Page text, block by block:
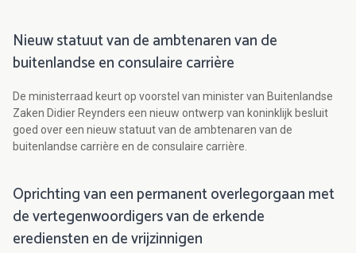
Nieuw statuut van de ambtenaren van de
buitenlandse en consulaire carrière
De ministerraad keurt op voorstel van minister van Buitenlandse
Zaken Didier Reynders een nieuw ontwerp van koninklijk besluit
goed over een nieuw statuut van de ambtenaren van de
buitenlandse carrière en de consulaire carrière.
Oprichting van een permanent overlegorgaan met
de vertegenwoordigers van de erkende
erediensten en de vrijzinnigen